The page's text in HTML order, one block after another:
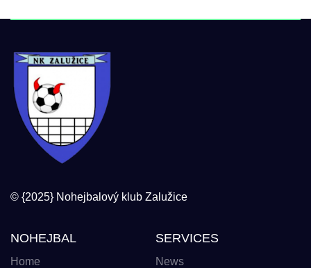
© {2025} Nohejbalový klub Zalužice
NOHEJBAL
Home
SERVICES
News